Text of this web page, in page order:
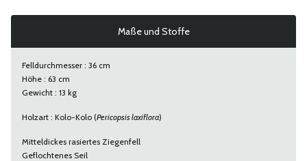
Maße und Stoffe
Felldurchmesser : 36 cm
Höhe : 63 cm
Gewicht : 13 kg
Holzart : Kolo-Kolo (Pericopsis laxiflora)
Mitteldickes rasiertes Ziegenfell
Geflochtenes Seil